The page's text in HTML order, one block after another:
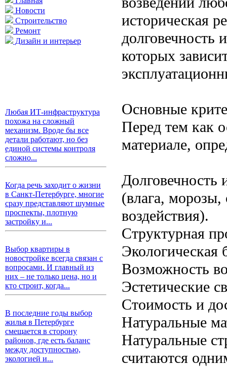
Новости
Строительство
Ремонт
Дизайн и интерьер
Любая ИТ-инфраструктура
похожа на сложный
механизм. Вроде бы все
детали работают, но без
единой системы контроля
сложно...
Когда речь заходит о жизни
в Санкт-Петербурге, многие
сразу представляют шумные
проспекты, плотную
застройку и...
Выбор квартиры в
новостройке всегда связан с
вопросами. И главный из
них – не только цена, но и
кто строит, когда...
В последние годы выбор
жилья в Петербурге
смещается в сторону
районов, где есть баланс
между доступностью,
экологией и...
историческая
долговечность
которых
Основные
Перед тем как
материале,
Долговечность
(влага, морозы,
воздействия).
Структурная
Экологическая
Возможность
Эстетические
Стоимость и
Натуральные
Натуральные
считаются